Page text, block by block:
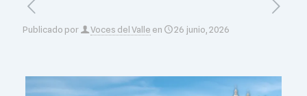
Publicado por Voces del Valle en 26 junio, 2026